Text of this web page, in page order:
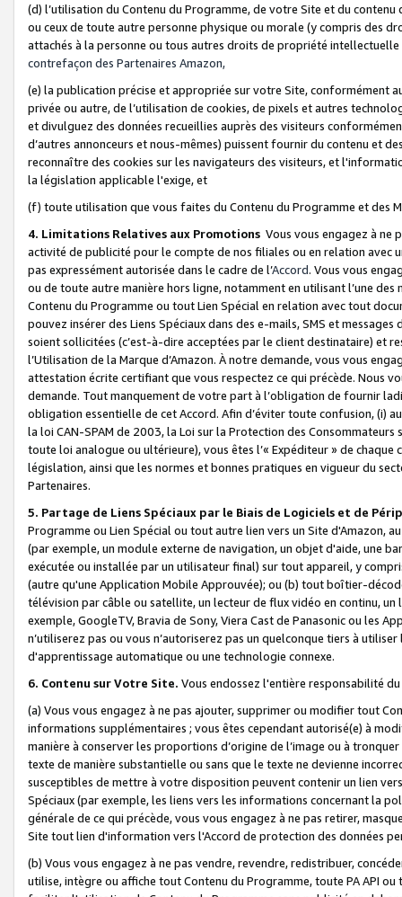
(d) l’utilisation du Contenu du Programme, de votre Site et du
ou ceux de toute autre personne physique ou morale (y compris des
attachés à la personne ou tous autres droits de propriété
contrefaçon des Partenaires Amazon,
(e) la publication précise et appropriée sur votre Site, conformément
privée ou autre, de l’utilisation de cookies, de pixels et autres
et divulguez des données recueillies auprès des visiteurs
d’autres annonceurs et nous-mêmes) puissent fournir du contenu et
reconnaître des cookies sur les navigateurs des visiteurs, et
la législation applicable l'exige, et
(f) toute utilisation que vous faites du Contenu du Programme et des
4. Limitations Relatives aux Promotions Vous vous engagez à ne
activité de publicité pour le compte de nos filiales ou en relation avec
pas expressément autorisée dans le cadre de l’Accord. Vous vous
ou de toute autre manière hors ligne, notamment en utilisant l’une
Contenu du Programme ou tout Lien Spécial en relation avec tout
pouvez insérer des Liens Spéciaux dans des e-mails, SMS et
soient sollicitées (c’est-à-dire acceptées par le client destinataire) et
l’Utilisation de la Marque d’Amazon. À notre demande, vous vous
attestation écrite certifiant que vous respectez ce qui précède. Nous
demande. Tout manquement de votre part à l’obligation de fournir
obligation essentielle de cet Accord. Afin d’éviter toute confusion, (i)
la loi CAN-SPAM de 2003, la Loi sur la Protection des
toute loi analogue ou ultérieure), vous êtes l’« Expéditeur » de
législation, ainsi que les normes et bonnes pratiques en vigueur du
Partenaires.
5. Partage de Liens Spéciaux par le Biais de Logiciels et de
Programme ou Lien Spécial ou tout autre lien vers un Site d'Amazon,
(par exemple, un module externe de navigation, un objet d'aide, une
exécutée ou installée par un utilisateur final) sur tout appareil, y
(autre qu'une Application Mobile Approuvée); ou (b) tout boîtier-
télévision par câble ou satellite, un lecteur de flux vidéo en continu,
exemple, GoogleTV, Bravia de Sony, Viera Cast de Panasonic ou les
n’utiliserez pas ou vous n’autoriserez pas un quelconque tiers à
d'apprentissage automatique ou une technologie connexe.
6. Contenu sur Votre Site. Vous endossez l'entière responsabilité
(a) Vous vous engagez à ne pas ajouter, supprimer ou modifier tout
informations supplémentaires ; vous êtes cependant autorisé(e) à
manière à conserver les proportions d’origine de l’image ou à
texte de manière substantielle ou sans que le texte ne devienne
susceptibles de mettre à votre disposition peuvent contenir un lien
Spéciaux (par exemple, les liens vers les informations concernant la
générale de ce qui précède, vous vous engagez à ne pas retirer,
Site tout lien d'information vers l'Accord de protection des données
(b) Vous vous engagez à ne pas vendre, revendre, redistribuer,
utilise, intègre ou affiche tout Contenu du Programme, toute PA API